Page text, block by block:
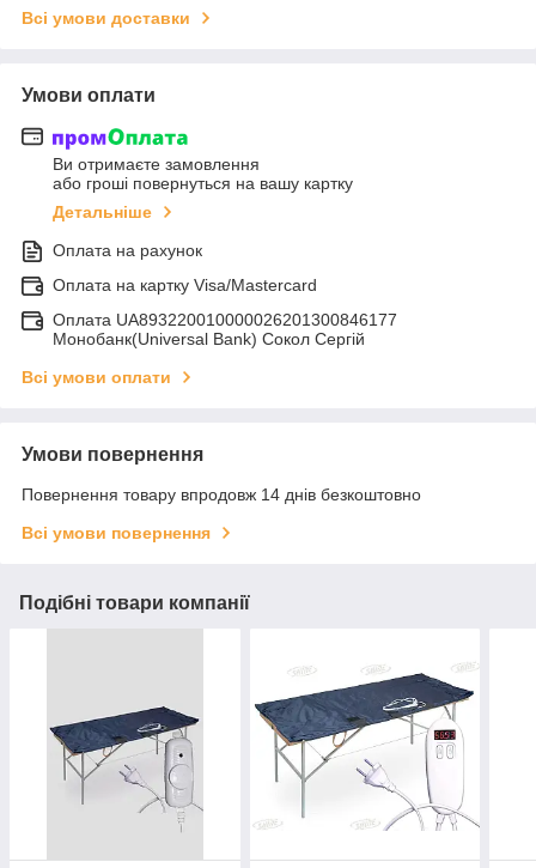
Всі умови доставки
Умови оплати
Ви отримаєте замовлення
або гроші повернуться на вашу картку
Детальніше
Оплата на рахунок
Оплата на картку Visa/Mastercard
Оплата UA893220010000026201300846177
Монобанк(Universal Bank) Сокол Сергій
Всі умови оплати
Умови повернення
Повернення товару впродовж 14 днів безкоштовно
Всі умови повернення
Подібні товари компанії